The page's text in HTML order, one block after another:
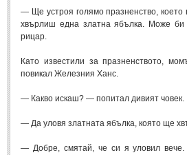
— Ще устроя голямо празненство,
хвърлиш една златна ябълка. Може
рицар.
Като известили за празненството,
повикал Железния Ханс.
— Какво искаш? — попитал дивият човек.
— Да уловя златната ябълка, която ще
— Добре, смятай, че си я уловил